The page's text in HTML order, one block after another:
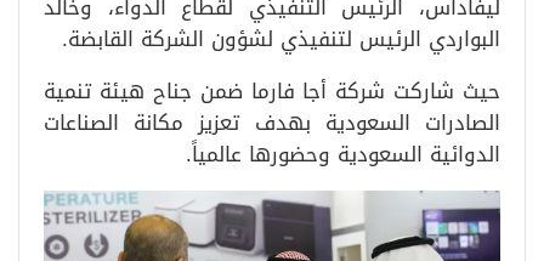
البواردي الرئيس لتنفيذي لشؤون الشركة القابضة.
حيث شاركت شركة أجا فارما ضمن جناح هيئة تنمية
الصادرات السعودية بهدف تعزيز مكانة الصناعات
الدوائية السعودية وحضورها عالمياً.